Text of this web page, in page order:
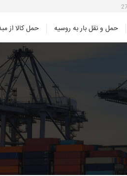
حمل و نقل بار به روسیه حمل کالا از